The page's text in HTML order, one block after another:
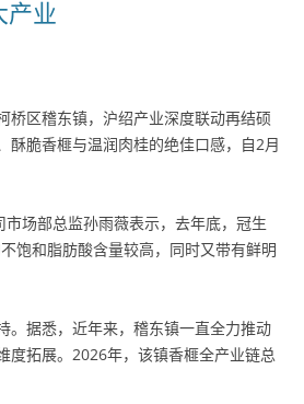
业
桥区稽东镇，沪绍产业深度联动再结硕
脆香榧与温润肉桂的绝佳口感，自2月
场部总监孙雨薇表示，去年底，冠生
饱和脂肪酸含量较高，同时又带有鲜明
。据悉，近年来，稽东镇一直全力推动
度拓展。2026年，该镇香榧全产业链总